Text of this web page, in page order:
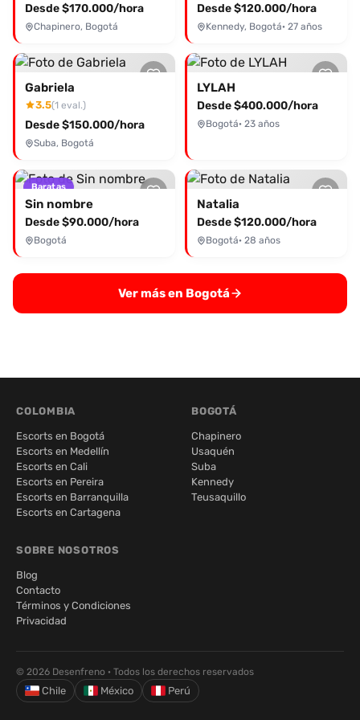
experiencia que recordarás.
Desde $170.000/hora
Chapinero, Bogotá
Desde $120.000/hora
Kennedy, Bogotá· 27 años
Gabriela
3.5(1 eval.)
Desde $150.000/hora
Suba, Bogotá
LYLAH
Desde $400.000/hora
Bogotá· 23 años
Baratas
Sin nombre
Desde $90.000/hora
Bogotá
Natalia
Desde $120.000/hora
Bogotá· 28 años
Ver más en Bogotá
COLOMBIA
Escorts en Bogotá
Escorts en Medellín
Escorts en Cali
Escorts en Pereira
Escorts en Barranquilla
Escorts en Cartagena
BOGOTÁ
Chapinero
Usaquén
Suba
Kennedy
Teusaquillo
SOBRE NOSOTROS
Blog
Contacto
Términos y Condiciones
Privacidad
© 2026 Desenfreno · Todos los derechos reservados
Chile México Perú